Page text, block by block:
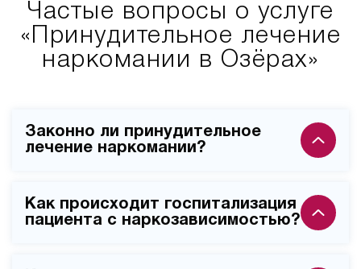
Частые вопросы о услуге
«Принудительное лечение
наркомании в Озёрах»
Законно ли принудительное
лечение наркомании?
наличии согласия близких родственников и
медицинских показаний к госпитализации. Клиника
Как происходит госпитализация
пациента с наркозависимостью?